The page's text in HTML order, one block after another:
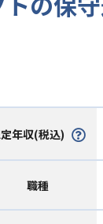
年収(税込)
職種